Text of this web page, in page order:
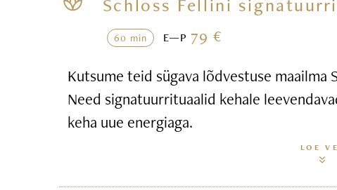
Schloss Fellini
60 min E—P 79 €
Kutsume teid sügava lõdvestuse maailma
Need signatuurrituaalid kehale
keha uue energiaga.
LOE